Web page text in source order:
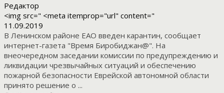
Редактор
<img src=" <meta itemprop="url" content="
11.09.2019
В Ленинском районе ЕАО введен карантин, сообщает
интернет-газета "Время Биробиджан@". На
внеочередном заседании комиссии по предупреждению и
ликвидации чрезвычайных ситуаций и обеспечению
пожарной безопасности Еврейской автономной области
принято решение о ...